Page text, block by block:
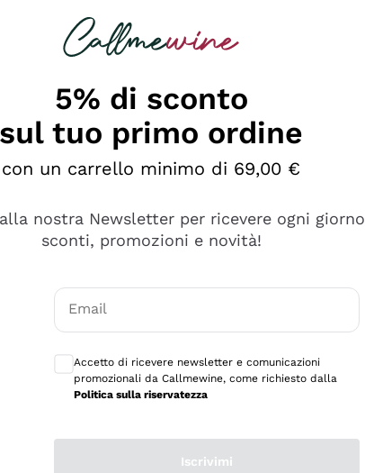
5% di sconto
sul tuo primo ordine
con un carrello minimo di 69,00 €
nostra Newsletter per ricevere ogni giorno
sconti, promozioni e novità!
Email
Accetto di ricevere newsletter e comunicazioni
promozionali da Callmewine, come richiesto dalla
Politica sulla riservatezza
Iscrivimi